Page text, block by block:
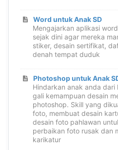
Word untuk Anak SD
Mengajarkan aplikasi
sejak dini agar mereka
stiker, desain sertifikat,
denah tempat duduk
Photoshop untuk Anak
Hindarkan anak anda
gali kemampuan desain
photoshop. Skill yang
foto, membuat desain
desain foto pahlawan
perbaikan foto rusak dan
karikatur